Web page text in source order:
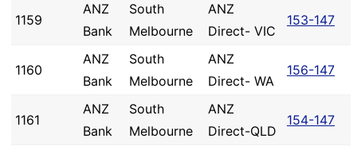
1159
ANZ
Bank
South
Melbourne
ANZ
Direct- VIC
153-147
1160
ANZ
Bank
South
Melbourne
ANZ
Direct- WA
156-147
1161
ANZ
Bank
South
Melbourne
ANZ
Direct-QLD
154-147